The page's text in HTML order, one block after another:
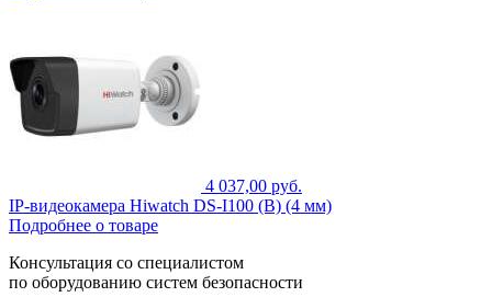
4 037,00 руб.
IP-видеокамера Hiwatch DS-I100 (B) (4 мм)
Подробнее о товаре
Консультация со специалистом
по оборудованию систем безопасности